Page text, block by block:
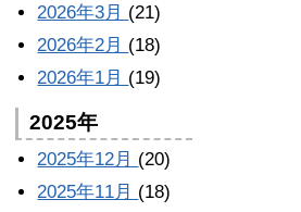
2026年3月 (21)
2026年2月 (18)
2026年1月 (19)
2025年
2025年12月 (20)
2025年11月 (18)